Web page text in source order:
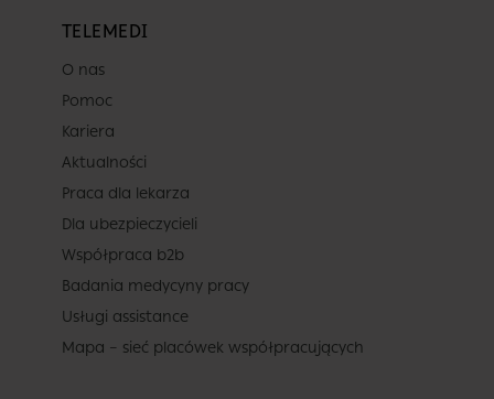
TELEMEDI
O nas
Pomoc
Kariera
Aktualności
Praca dla lekarza
Dla ubezpieczycieli
Współpraca b2b
Badania medycyny pracy
Usługi assistance
Mapa – sieć placówek współpracujących